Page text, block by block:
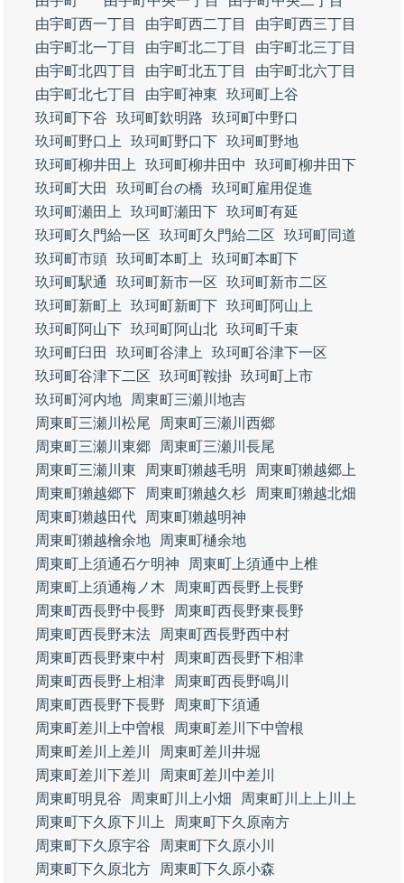
由宇町西一丁目
由宇町西二丁目
由宇町西三丁目
由宇町北一丁目
由宇町北二丁目
由宇町北三丁目
由宇町北四丁目
由宇町北五丁目
由宇町北六丁目
由宇町北七丁目
由宇町神東
玖珂町上谷
玖珂町下谷
玖珂町欽明路
玖珂町中野口
玖珂町野口上
玖珂町野口下 玖珂町野地
玖珂町柳井田上
玖珂町柳井田中
玖珂町柳井田下
玖珂町大田
玖珂町台の橋
玖珂町雇用促進
玖珂町瀬田上
玖珂町瀬田下 玖珂町有延
玖珂町久門給一区
玖珂町久門給二区
玖珂町同道
玖珂町市頭 玖珂町本町上
玖珂町本町下
玖珂町駅通
玖珂町新市一区
玖珂町新市二区
玖珂町新町上
玖珂町新町下 玖珂町阿山上
玖珂町阿山下 玖珂町阿山北 玖珂町千束
玖珂町臼田
玖珂町谷津上
玖珂町谷津下一区
玖珂町谷津下二区
玖珂町鞍掛 玖珂町上市
玖珂町河内地
周東町三瀬川地吉
周東町三瀬川松尾
周東町三瀬川西郷
周東町三瀬川東郷
周東町三瀬川長尾
周東町三瀬川東
周東町獺越毛明
周東町獺越郷上
周東町獺越郷下
周東町獺越久杉
周東町獺越北畑
周東町獺越田代
周東町獺越明神
周東町獺越檜余地
周東町樋余地
周東町上須通石ケ明神
周東町上須通中上椎
周東町上須通梅ノ木
周東町西長野上長野
周東町西長野中長野
周東町西長野東長野
周東町西長野末法
周東町西長野西中村
周東町西長野東中村
周東町西長野下相津
周東町西長野上相津
周東町西長野鳴川
周東町西長野下長野
周東町下須通
周東町差川上中曽根
周東町差川下中曽根
周東町差川上差川
周東町差川井堀
周東町差川下差川
周東町差川中差川
周東町明見谷
周東町川上小畑
周東町川上上川上
周東町下久原下川上
周東町下久原南方
周東町下久原宇谷
周東町下久原小川
周東町下久原北方
周東町下久原小森